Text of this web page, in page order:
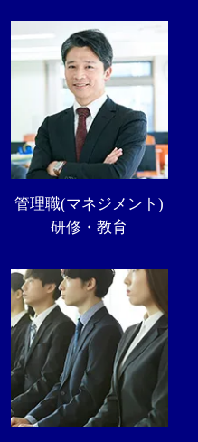
管理職(マネジメント)
研修・教育